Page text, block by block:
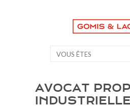
AVOCAT
INDUSTRIELLE